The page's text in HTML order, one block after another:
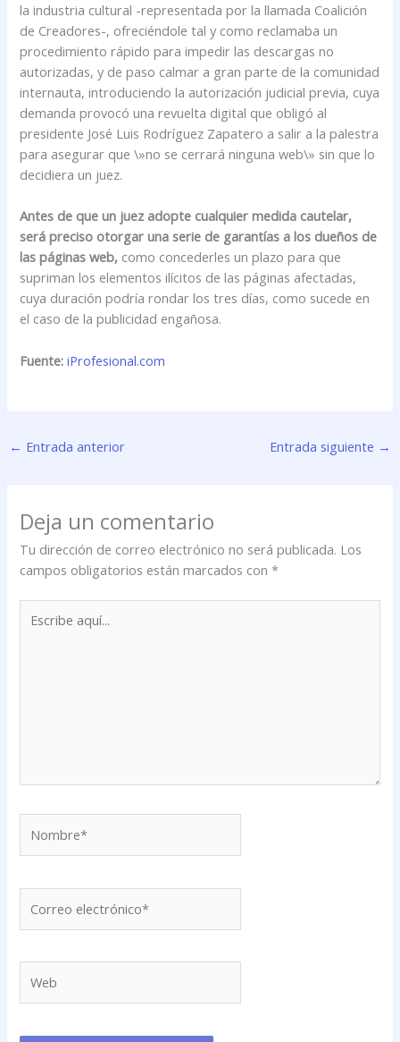
la industria cultural -representada por la llamada Coalición
de Creadores-, ofreciéndole tal y como reclamaba un
procedimiento rápido para impedir las descargas no
autorizadas, y de paso calmar a gran parte de la comunidad
internauta, introduciendo la autorización judicial previa, cuya
demanda provocó una revuelta digital que obligó al
presidente José Luis Rodríguez Zapatero a salir a la palestra
para asegurar que \»no se cerrará ninguna web\» sin que lo
decidiera un juez.
Antes de que un juez adopte cualquier medida cautelar,
será preciso otorgar una serie de garantías a los dueños de
las páginas web, como concederles un plazo para que
supriman los elementos ilícitos de las páginas afectadas,
cuya duración podría rondar los tres días, como sucede en
el caso de la publicidad engañosa.
Fuente:iProfesional.com
← Entrada anterior Entrada siguiente →
Deja un comentario
Tu dirección de correo electrónico no será publicada. Los
campos obligatorios están marcados con*
aquí...
electrónico*